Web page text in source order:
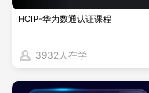
是支持私有化部署和高
有直观的 “指令编排” 界
HCIP-华为数通认证课程
3932人在学